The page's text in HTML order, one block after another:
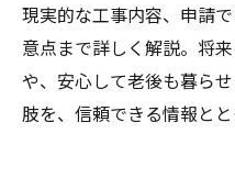
現実的な工事内容、申請
意点まで詳しく解説。将
や、安心して老後も暮ら
肢を、信頼できる情報とと